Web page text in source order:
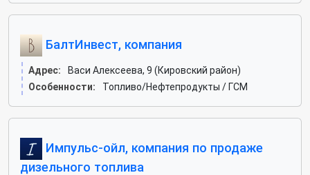
БалтИнвест, компания
Адрес:
Васи Алексеева, 9 (Кировский район)
Особенности:
Топливо/Нефтепродукты / ГСМ
Импульс-ойл, компания по продаже
дизельного топлива